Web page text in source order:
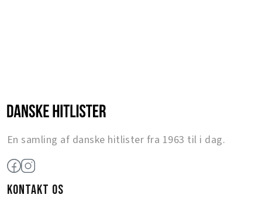
En samling af danske hitlister fra 1963 til i dag.
KONTAKT OS